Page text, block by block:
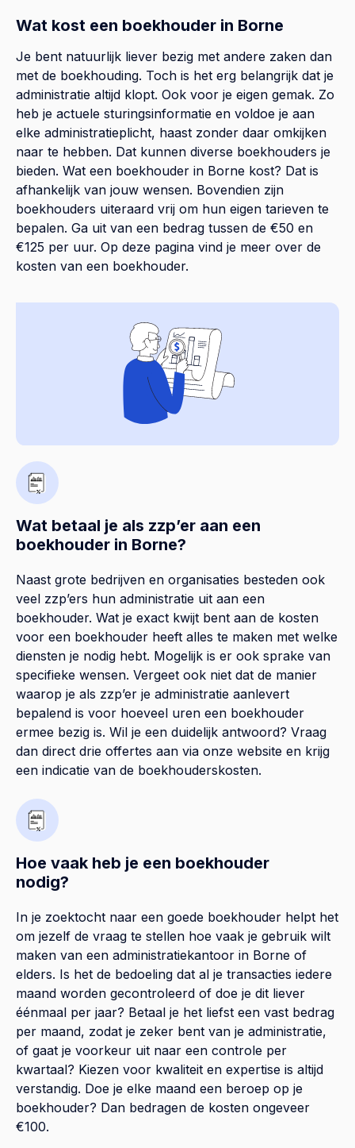
Wat kost een boekhouder in Borne
Je bent natuurlijk liever bezig met andere zaken dan
met de boekhouding. Toch is het erg belangrijk dat je
administratie altijd klopt. Ook voor je eigen gemak. Zo
heb je actuele sturingsinformatie en voldoe je aan
elke administratieplicht, haast zonder daar omkijken
naar te hebben. Dat kunnen diverse boekhouders je
bieden. Wat een boekhouder in Borne kost? Dat is
afhankelijk van jouw wensen. Bovendien zijn
boekhouders uiteraard vrij om hun eigen tarieven te
bepalen. Ga uit van een bedrag tussen de €50 en
€125 per uur. Op deze pagina vind je meer over de
kosten van een boekhouder.
Wat betaal je als zzp’er aan een
boekhouder in Borne?
Naast grote bedrijven en organisaties besteden ook
veel zzp’ers hun administratie uit aan een
boekhouder. Wat je exact kwijt bent aan de kosten
voor een boekhouder heeft alles te maken met welke
diensten je nodig hebt. Mogelijk is er ook sprake van
specifieke wensen. Vergeet ook niet dat de manier
waarop je als zzp’er je administratie aanlevert
bepalend is voor hoeveel uren een boekhouder
ermee bezig is. Wil je een duidelijk antwoord? Vraag
dan direct drie offertes aan via onze website en krijg
een indicatie van de boekhouderskosten.
Hoe vaak heb je een boekhouder
nodig?
In je zoektocht naar een goede boekhouder helpt het
om jezelf de vraag te stellen hoe vaak je gebruik wilt
maken van een administratiekantoor in Borne of
elders. Is het de bedoeling dat al je transacties iedere
maand worden gecontroleerd of doe je dit liever
éénmaal per jaar? Betaal je het liefst een vast bedrag
per maand, zodat je zeker bent van je administratie,
of gaat je voorkeur uit naar een controle per
kwartaal? Kiezen voor kwaliteit en expertise is altijd
verstandig. Doe je elke maand een beroep op je
boekhouder? Dan bedragen de kosten ongeveer
€100.